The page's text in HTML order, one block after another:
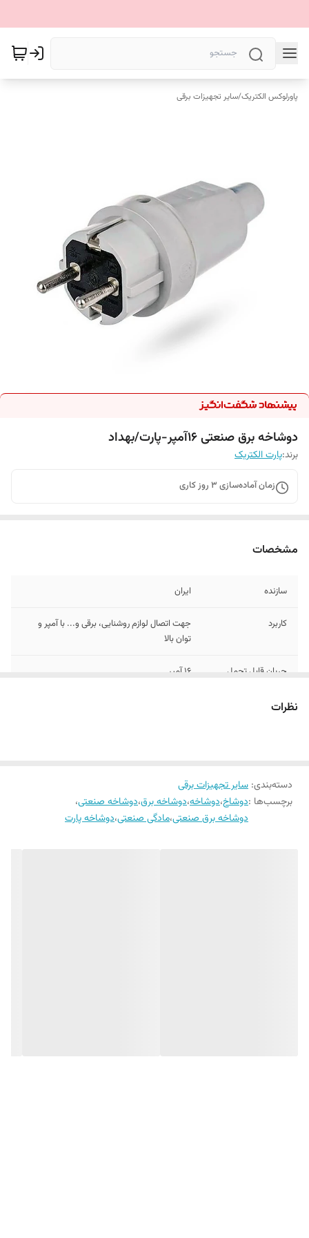
پاورلوکس الکتریک/سایر تجهیزات برقی
دوشاخه برق صنعتی 16آمپر-پارت/بهداد
برند:پارت الکتریک
زمان آماده‌سازی 3 روز کاری
مشخصات
سازنده ایران
کاربرد
جهت اتصال لوازم روشنایی، برقی و... با آمپر و
توان بالا
جریان قابل تحمل 16 آمپر
نظرات
دسته‌بندی: سایر تجهیزات برقی
برچسب‌ها :دوشاخ،دوشاخه،دوشاخه برق،دوشاخه صنعتی،
دوشاخه برق صنعتی،مادگی صنعتی،دوشاخه پارت